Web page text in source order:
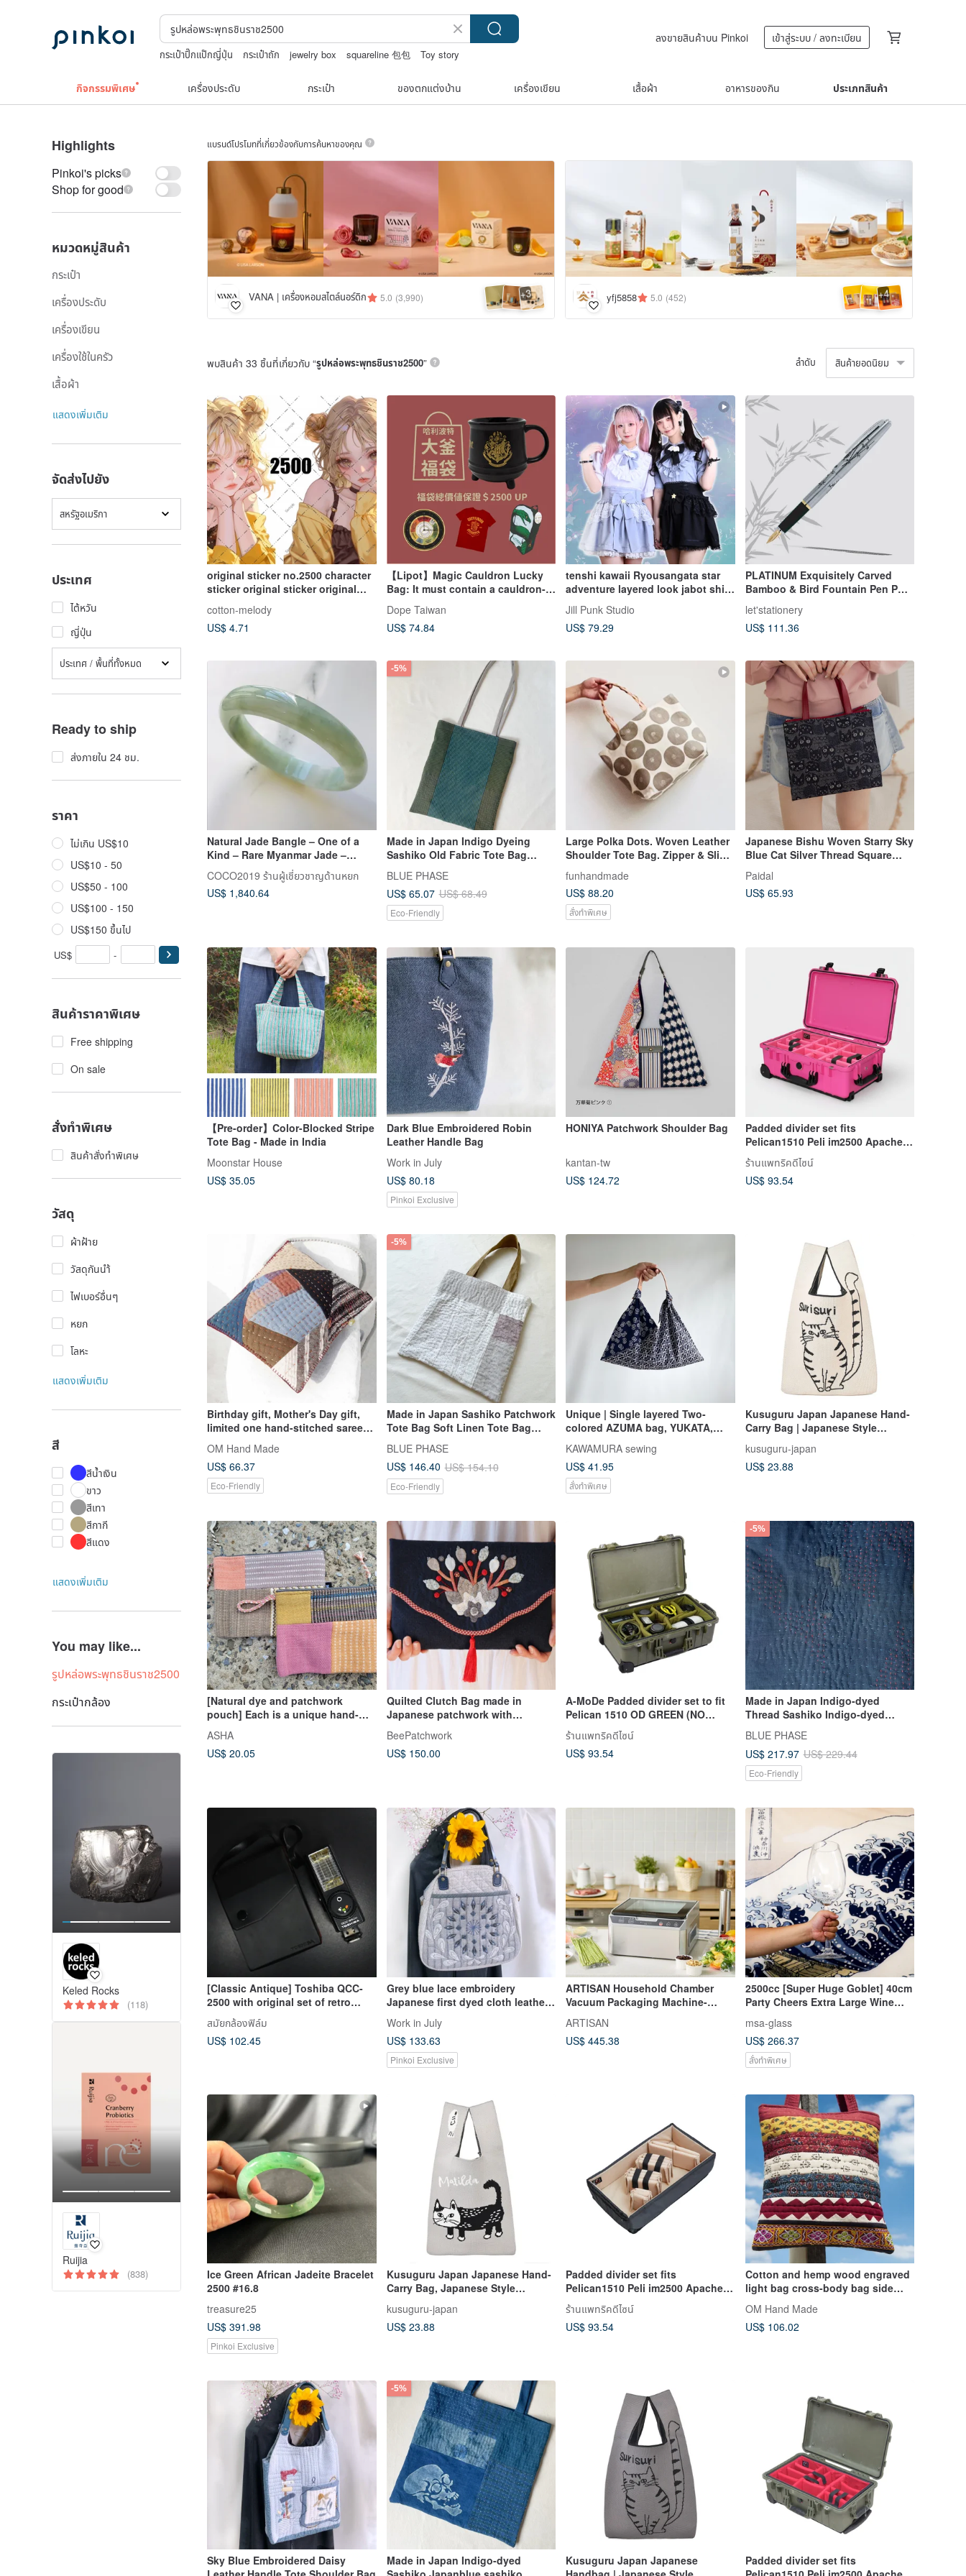
กระเป๋าปิ๊กแป๊กญี่ปุ่น กระเป๋าถัก jewelry box squareline 包包
Toy story
ลงขายสินค้าบน Pinkoi เข้าสู่ระบบ / ลงทะเบียน
กิจกรรมพิเศษ เครื่องประดับ กระเป๋า ของตกแต่งบ้าน เครื่องเขียน เสื้อผ้า อาหารของกิน ประเภทสินค้า
Highlights
Pinkoi's picks
Shop for good
หมวดหมู่สินค้า
กระเป๋า
เครื่องประดับ
เครื่องเขียน
เครื่องใช้ในครัว
เสื้อผ้า
แสดงเพิ่มเติม
จัดส่งไปยัง
สหรัฐอเมริกา
ประเทศ
ไต้หวัน
ญี่ปุ่น
ประเทศ / พื้นที่ทั้งหมด
Ready to ship
ส่งภายใน 24 ชม.
ราคา
ไม่เกิน US$10
US$10 - 50
US$50 - 100
US$100 - 150
US$150 ขึ้นไป
US$ -
สินค้าราคาพิเศษ
Free shipping
On sale
สั่งทำพิเศษ
สินค้าสั่งทำพิเศษ
วัสดุ
ผ้าฝ้าย
วัสดุกันนำ้
ไฟเบอร์อื่นๆ
หยก
โลหะ
แสดงเพิ่มเติม
สี
สีน้ำเงิน
ขาว
สีเทา
สีกากี
สีแดง
แสดงเพิ่มเติม
You may like...
รูปหล่อพระพุทธชินราช2500
กระเป๋ากล้อง
Keled Rocks
(118)
Ruijia
(838)
แบรนด์โปรโมทที่เกี่ยวข้องกับการค้นหาของคุณ
VANA | เครื่องหอมสไตล์นอร์ดิก 5.0 (3,990) +3 yfj5858 5.0 (452) +4
พบสินค้า 33 ชิ้นที่เกี่ยวกับ “รูปหล่อพระพุทธชินราช2500” ลำดับ สินค้ายอดนิยม
original sticker no.2500 character
sticker original sticker original
character sticker decorative
sticker cotton melody
cotton-melody
US$ 4.71
【Lipot】Magic Cauldron Lucky
Bag: It must contain a cauldron-
shaped cup, and the total value
must exceed 2,500!
Dope Taiwan
US$ 74.84
tenshi kawaii Ryousangata star
adventure layered look jabot shirt
dress JJ2500
Jill Punk Studio
US$ 79.29
PLATINUM Exquisitely Carved
Bamboo & Bird Fountain Pen PB-
2500 - Medium Nib
let'stationery
US$ 111.36
Natural Jade Bangle – One of a
Kind – Rare Myanmar Jade –
58.9mm – B2500-0206
COCO2019 ร้านผู้เชี่ยวชาญด้านหยก
US$ 1,840.64
-5%
Made in Japan Indigo Dyeing
Sashiko Old Fabric Tote Bag
With Discoloration
BLUE PHASE
US$ 65.07 US$ 68.49
Eco-Friendly
Large Polka Dots. Woven Leather
Shoulder Tote Bag. Zipper & Slip
Fabric.
funhandmade
US$ 88.20
สั่งทำพิเศษ
Japanese Bishu Woven Starry Sky
Blue Cat Silver Thread Square
Paidal
US$ 65.93
【Pre-order】Color-Blocked Stripe
Tote Bag - Made in India
Moonstar House
US$ 35.05
Dark Blue Embroidered Robin
Leather Handle Bag
Work in July
US$ 80.18
Pinkoi Exclusive
HONIYA Patchwork Shoulder Bag
kantan-tw
US$ 124.72
Padded divider set fits
Pelican1510 Peli im2500 Apache
5800 Cases
ร้านแพทริคดีไซน์
US$ 93.54
Birthday gift, Mother's Day gift,
limited one hand-stitched saree
side backpack/embroidered
cross-body bag/hand-
embroidered shoulder bag/hand-
stitched sari thread cosmetic
bag/saree stitching backpack-Rye
OM Hand Made
US$ 66.37
Eco-Friendly
-5%
Made in Japan Sashiko Patchwork
Tote Bag Soft Linen Tote Bag
Upcycled Indigo Dye
BLUE PHASE
US$ 146.40 US$ 154.10
Eco-Friendly
Unique | Single layered Two-
colored AZUMA bag, YUKATA,
Geometric & TSUZUMI drums
KAWAMURA sewing
US$ 41.95
สั่งทำพิเศษ
Kusuguru Japan Japanese Hand-
Carry Bag | Japanese Style
Handheld Shopping Bag with
Strap for Shoulder Carry - Ivory
White
kusuguru-japan
US$ 23.88
[Natural dye and patchwork
pouch] Each is a unique hand-
woven storage# shipped
randomly
ASHA
US$ 20.05
Quilted Clutch Bag made in
Japanese patchwork with
embroidery.
BeePatchwork
US$ 150.00
A-MoDe Padded divider set to fit
Pelican 1510 OD GREEN (NO
CASE)
ร้านแพทริคดีไซน์
US$ 93.54
-5%
Made in Japan Indigo-dyed
Thread Sashiko Indigo-dyed
Antique Fabric Used Japan Blue
Sashiko Tote Bag Cotton Tote
Bag Linen Lining
BLUE PHASE
US$ 217.97 US$ 229.44
Eco-Friendly
[Classic Antique] Toshiba QCC-
2500 with original set of retro
สมัยกล้องฟิล์ม
US$ 102.45
Grey blue lace embroidery
Japanese first dyed cloth leather
Work in July
US$ 133.63
Pinkoi Exclusive
ARTISAN Household Chamber
Vacuum Packaging Machine-
221053
ARTISAN
US$ 445.38
2500cc [Super Huge Goblet] 40cm
Party Cheers Extra Large Wine
msa-glass
US$ 266.37
สั่งทำพิเศษ
Ice Green African Jadeite Bracelet
2500 #16.8
treasure25
US$ 391.98
Pinkoi Exclusive
Kusuguru Japan Japanese Hand-
Carry Bag, Japanese Style
Handheld Shopping Bag with
Simple Lanyard Shoulder Strap -
Beige Grey
kusuguru-japan
US$ 23.88
Padded divider set fits
Pelican1510 Peli im2500 Apache
5800 Cases
ร้านแพทริคดีไซน์
US$ 93.54
Cotton and hemp wood engraved
light bag cross-body bag side
backpack shoulder bag tote bag
shopping bag-blue dye
embroidery
OM Hand Made
US$ 106.02
Sky Blue Embroidered Daisy
-5%
Made in Japan Indigo-dyed
Kusuguru Japan Japanese
Padded divider set fits